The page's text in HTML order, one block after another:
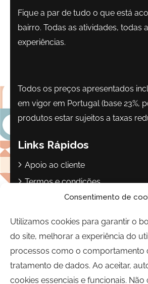
Consentimento de
Utilizamos cookies para garantir o
do site, melhorar a experiência do
processos como o comportamento
tratamento de dados. Ao aceitar,
cookies essenciais e funcionais. Não
Fique a par de tudo o que está
bairro. Todas as atividades, todas
experiências.
Todos os preços apresentados
em vigor em Portugal (base 23%,
produtos estar sujeitos a taxas
Links Rápidos
Apoio ao cliente
Termos e condições
Política de privacidade
Contactos
Largo Sebastião Martins Mestre
8700-349, Olhão, Portugal